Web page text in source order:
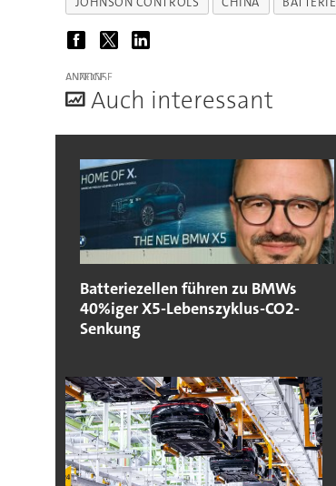
ANZEIGE
Auch interessant
Batteriezellen führen zu BMWs
40%iger X5-Lebenszyklus-CO2-
Senkung